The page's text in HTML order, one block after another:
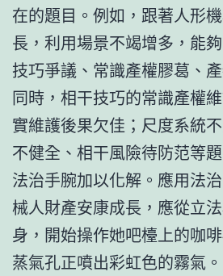
在的題目。例如，跟著人形
長，利用場景不竭增多，能
技巧爭議、常識產權膠葛、
同時，相干技巧的常識產權
實維護後果欠佳；尺度系統
不健全、相干風險待防范等
法治手腕加以化解。應用法
械人財產安康成長，應從立
身，開始操作她吧檯上的咖
蒸氣孔正噴出彩虹色的霧氣